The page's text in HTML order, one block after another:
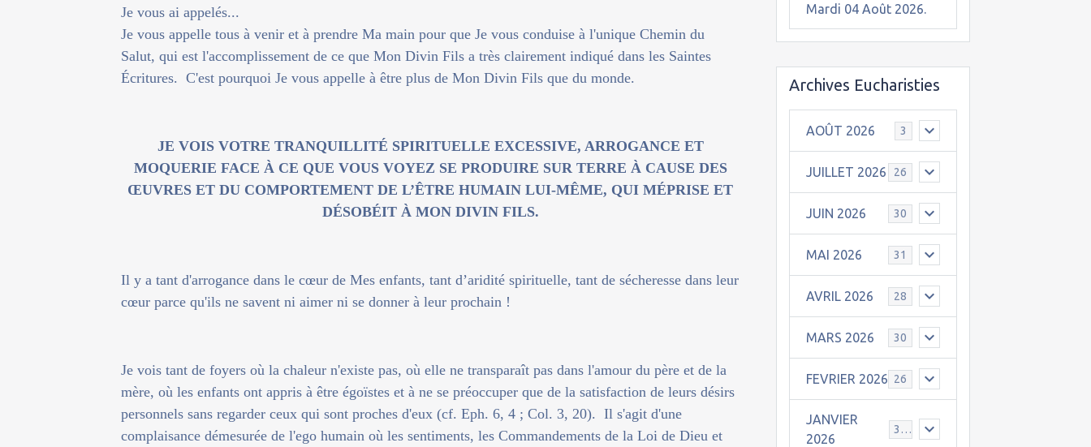
Je vous ai appelés...
Je vous appelle tous à venir et à prendre Ma main pour que Je vous conduise à l'unique Chemin du
Salut, qui est l'accomplissement de ce que Mon Divin Fils a très clairement indiqué dans les Saintes
Écritures. C'est pourquoi Je vous appelle à être plus de Mon Divin Fils que du monde.
JE VOIS VOTRE TRANQUILLITÉ SPIRITUELLE EXCESSIVE, ARROGANCE ET
MOQUERIE FACE À CE QUE VOUS VOYEZ SE PRODUIRE SUR TERRE À CAUSE DES
ŒUVRES ET DU COMPORTEMENT DE L’ÊTRE HUMAIN LUI-MÊME, QUI MÉPRISE ET
DÉSOBÉIT À MON DIVIN FILS.
Il y a tant d'arrogance dans le cœur de Mes enfants, tant d’aridité spirituelle, tant de sécheresse dans leur
cœur parce qu'ils ne savent ni aimer ni se donner à leur prochain !
Je vois tant de foyers où la chaleur n'existe pas, où elle ne transparaît pas dans l'amour du père et de la
mère, où les enfants ont appris à être égoïstes et à ne se préoccuper que de la satisfaction de leurs désirs
personnels sans regarder ceux qui sont proches d'eux (cf. Eph. 6, 4 ; Col. 3, 20). Il s'agit d'une
complaisance démesurée de l'ego humain où les sentiments, les Commandements de la Loi de Dieu et
Mardi 04 Août 2026.
Archives Eucharisties
AOÛT 2026 3
JUILLET 2026 26
JUIN 2026 30
MAI 2026 31
AVRIL 2026 28
MARS 2026 30
FEVRIER 2026 26
JANVIER
2026
31